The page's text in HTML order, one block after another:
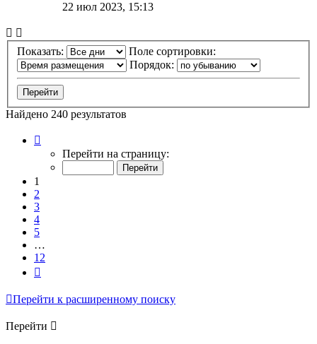
22 июл 2023, 15:13
Показать:
Поле сортировки:
Порядок:
Найдено 240 результатов
Перейти на страницу:
1
2
3
4
5
…
12
Перейти к расширенному поиску
Перейти